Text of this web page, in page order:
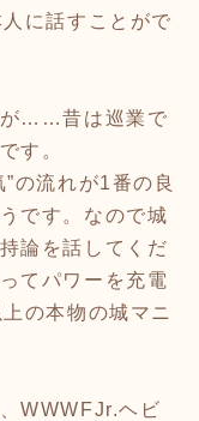
に話すことがで
が……昔は巡業で
す。
の流れが1番の良
です。なので城
論を話してくだ
てパワーを充電
の本物の城マニ
WWWFJr.ヘビ